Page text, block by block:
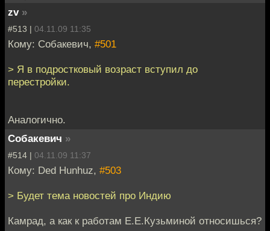
zv »
#513 | 04.11.09 11:35
Кому: Собакевич, #501
> Я в подростковый возраст вступил до
перестройки.
Аналогично.
Собакевич »
#514 | 04.11.09 11:37
Кому: Ded Hunhuz, #503
> Будет тема новостей про Индию
Камрад, а как к работам Е.Е.Кузьминой относишься?